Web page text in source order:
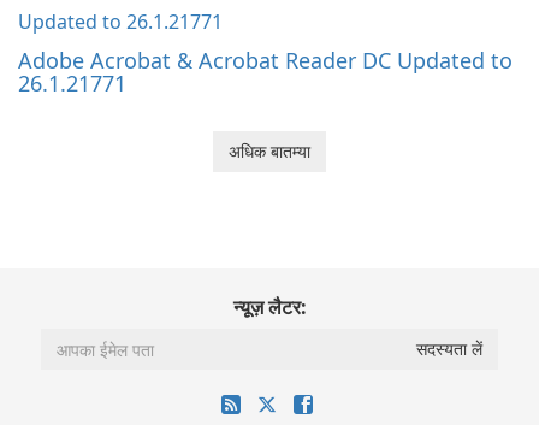
Adobe Acrobat & Acrobat Reader DC Updated to
26.1.21771
अधिक बातम्या
न्यूज़ लैटर: